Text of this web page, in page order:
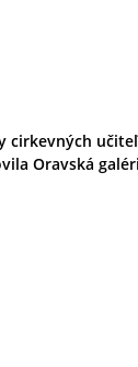
cirkevných
Oravská